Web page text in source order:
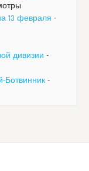
13 февраля -
дивизии -
Ботвинник -